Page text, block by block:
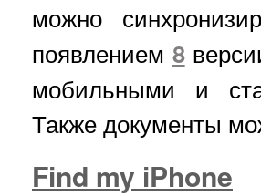
можно
появлением 8
мобильными и
Также документы
Find my iPhone